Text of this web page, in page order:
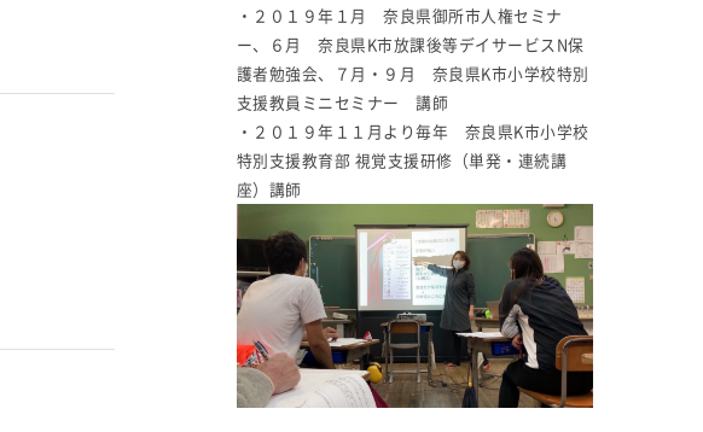
・２０１９年１月 奈良県御所市人権セミナ
ー、６月 奈良県K市放課後等デイサービスN保
護者勉強会、７月・９月 奈良県K市小学校特別
支援教員ミニセミナー 講師
・２０１９年１１月より毎年 奈良県K市小学校
特別支援教育部 視覚支援研修（単発・連続講
座）講師